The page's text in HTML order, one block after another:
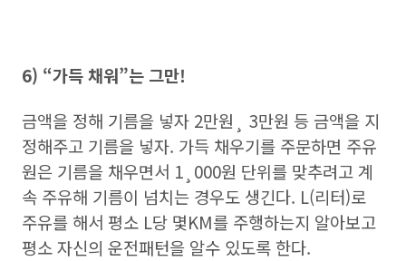
6) “가득 채워”는 그만!
금액을 정해 기름을 넣자 2만원¸ 3만원 등 금액을 지
정해주고 기름을 넣자. 가득 채우기를 주문하면 주유
원은 기름을 채우면서 1¸000원 단위를 맞추려고 계
속 주유해 기름이 넘치는 경우도 생긴다. L(리터)로
주유를 해서 평소 L당 몇KM를 주행하는지 알아보고
평소 자신의 운전패턴을 알수 있도록 한다.